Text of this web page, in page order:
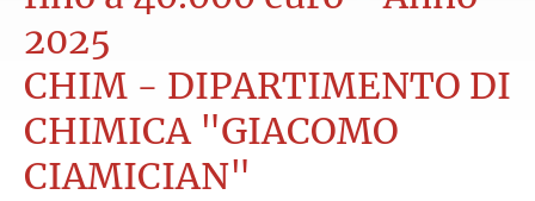
2025
CHIM - DIPARTIMENTO DI
CHIMICA "GIACOMO
CIAMICIAN"